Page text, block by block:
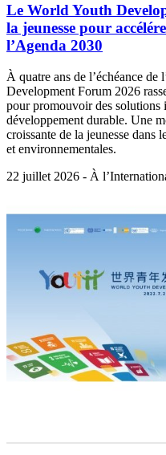
Le World Youth
la jeunesse pour
l’Agenda 2030
À quatre ans de l’échéance
Development Forum 2026
pour promouvoir des solutions
développement durable. Une
croissante de la jeunesse dans
et environnementales.
22 juillet 2026 - À